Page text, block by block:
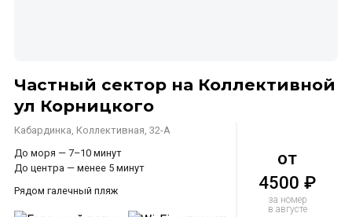
Частный сектор на Коллективной
ул Корницкого
Кабардинка, Коллективная, 32-А
До моря — 7–10 минут
До центра — менее 5 минут
Рядом галечный пляж
от
4500 ₽
за номер
в августе